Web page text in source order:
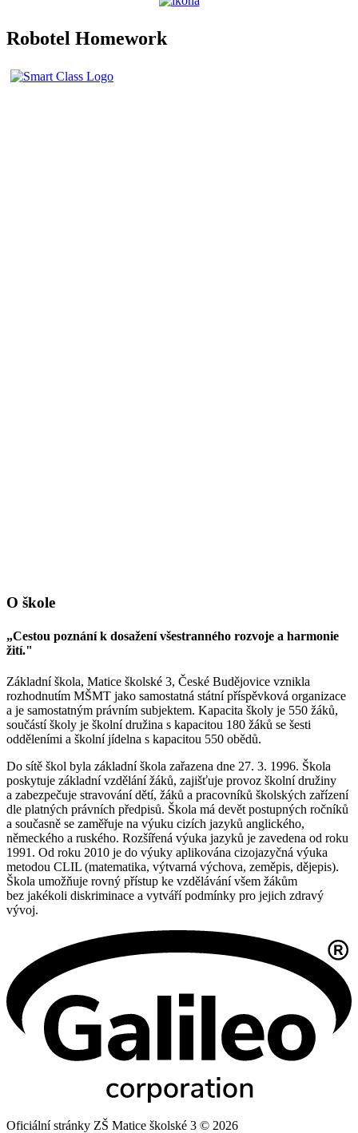
Robotel Homework
O škole
„Cestou poznání k dosažení všestranného rozvoje a harmonie
žití."
Základní škola, Matice školské 3, České Budějovice vznikla
rozhodnutím MŠMT jako samostatná státní příspěvková organizace
a je samostatným právním subjektem. Kapacita školy je 550 žáků,
součástí školy je školní družina s kapacitou 180 žáků se šesti
odděleními a školní jídelna s kapacitou 550 obědů.
Do sítě škol byla základní škola zařazena dne 27. 3. 1996. Škola
poskytuje základní vzdělání žáků, zajišťuje provoz školní družiny
a zabezpečuje stravování dětí, žáků a pracovníků školských zařízení
dle platných právních předpisů. Škola má devět postupných ročníků
a současně se zaměřuje na výuku cizích jazyků anglického,
německého a ruského. Rozšířená výuka jazyků je zavedena od roku
1991. Od roku 2010 je do výuky aplikována cizojazyčná výuka
metodou CLIL (matematika, výtvarná výchova, zeměpis, dějepis).
Škola umožňuje rovný přístup ke vzdělávání všem žákům
bez jakékoli diskriminace a vytváří podmínky pro jejich zdravý
vývoj.
Oficiální stránky ZŠ Matice školské 3 © 2026